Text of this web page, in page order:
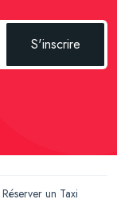
S'inscrire
Réserver un Taxi